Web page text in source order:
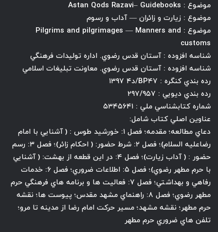
موضوع : Astan Qods Razavi– Guidebooks
موضوع : زيارت و زائران — آداب و رسوم
موضوع : Pilgrims and pilgrimages — Manners and
customs
شناسه افزوده : آستان قدس رضوي. اداره توليدات فرهنگي
شناسه افزوده : آستان قدس رضوي. معاونت تبليغات اسلامي
رده بندي كنگره : BP۴۷/د۴ ۱۳۹۷
رده بندي ديويي : ۲۹۷/۹۵۷
شماره كتابشناسي ملي : ۵۳۴۵۶۴۱
عناوين اصلي كتاب شامل:
دعاي مطالعه؛ مقدمه؛ فصل ۱: خورشيد طوس : ( آشنايي با امام
رضاعليه السلام)؛ فصل ۲: شرط حضور: ( احكام زائر)؛ فصل ۳: رسم
حضور : ( آداب زيارت)؛ فصل ۴: در اين قطعه از بهشت: ( آشنايي
با حرم مطهر رضوي)؛ فصل ۵: اطلاعات ضروري؛ فصل ۶: خدمات
رفاهي و بهداشتي؛ فصل ۷: فعاليت ها و برنامه هاي فرهنگي حرم
مطهر رضوي؛ فصل ۸: راهنماي مشهد مقدس؛ پيوست ها؛ نقشه
حرم مطهر؛ نقشه مشهد؛ مسير حركت امام رضا از مدينه تا مرو؛
تلفن هاي ضروري حرم مطهر